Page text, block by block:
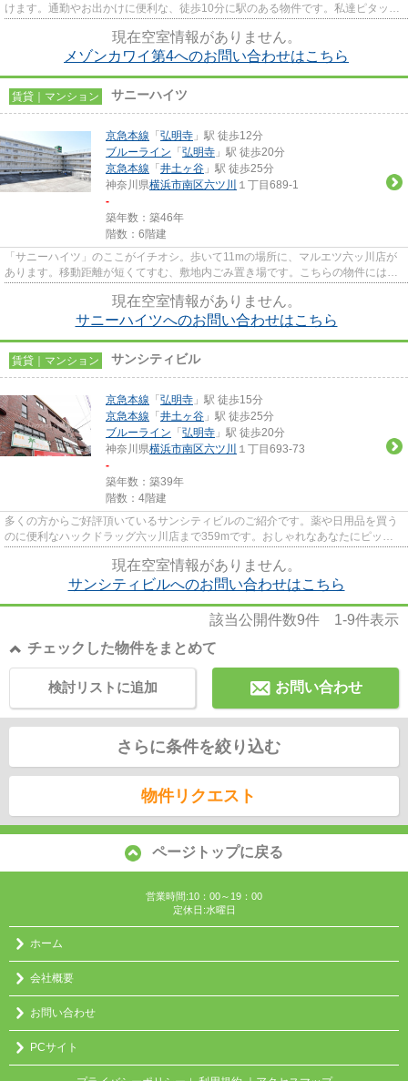
けます。通勤やお出かけに便利な、徒歩10分に駅のある物件です。私達ピタット
現在空室情報がありません。
メゾンカワイ第4へのお問い合わせはこちら
賃貸｜マンション サニーハイツ
京急本線 「 弘明寺 」駅 徒歩12分
ブルーライン 「 弘明寺 」駅 徒歩20分
京急本線 「 井土ヶ谷 」駅 徒歩25分
神奈川県横浜市南区六ツ川 １丁目689‐1
-
築年数：築46年
階数：6階建
「サニーハイツ」のここがイチオシ。歩いて11mの場所に、マルエツ六ッ川店が
あります。移動距離が短くてすむ、敷地内ごみ置き場です。こちらの物件にはエ
現在空室情報がありません。
サニーハイツへのお問い合わせはこちら
賃貸｜マンション サンシティビル
京急本線 「 弘明寺 」駅 徒歩15分
京急本線 「 井土ヶ谷 」駅 徒歩25分
ブルーライン 「 弘明寺 」駅 徒歩20分
神奈川県横浜市南区六ツ川 １丁目693-73
-
築年数：築39年
階数：4階建
多くの方からご好評頂いているサンシティビルのご紹介です。薬や日用品を買う
のに便利なハックドラッグ六ッ川店まで359mです。おしゃれなあなたにピッタ
現在空室情報がありません。
サンシティビルへのお問い合わせはこちら
該当公開件数9件 1-9件表示
チェックした物件をまとめて
お問い合わせ
検討リストに追加
さらに条件を絞り込む
物件リクエスト
ページトップに戻る
営業時間:10：00～19：00
定休日:水曜日
ホーム
会社概要
お問い合わせ
PCサイト